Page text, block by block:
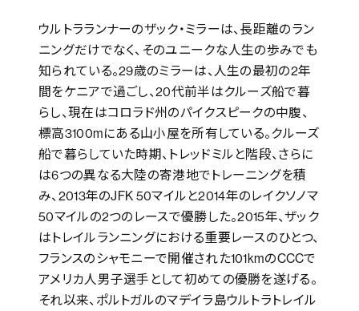
ウルトラランナーのザック・ミラーは、長距離のラン
ニングだけでなく、そのユニークな人生の歩みでも
知られている。29歳のミラーは、人生の最初の2年
間をケニアで過ごし、20代前半はクルーズ船で暮
らし、現在はコロラド州のパイクスピークの中腹、
標高3100mにある山小屋を所有している。クルーズ
船で暮らしていた時期、トレッドミルと階段、さらに
は6つの異なる大陸の寄港地でトレーニングを積
み、2013年のJFK 50マイルと2014年のレイクソノマ
50マイルの2つのレースで優勝した。2015年、ザック
はトレイルランニングにおける重要レースのひとつ、
フランスのシャモニーで開催された101kmのCCCで
アメリカ人男子選手として初めての優勝を遂げる。
それ以来、ポルトガルのマデイラ島ウルトラトレイル